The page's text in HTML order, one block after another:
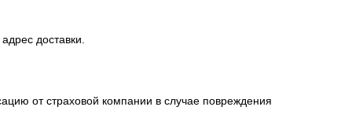
доставки.
от страховой компании в случае повреждения